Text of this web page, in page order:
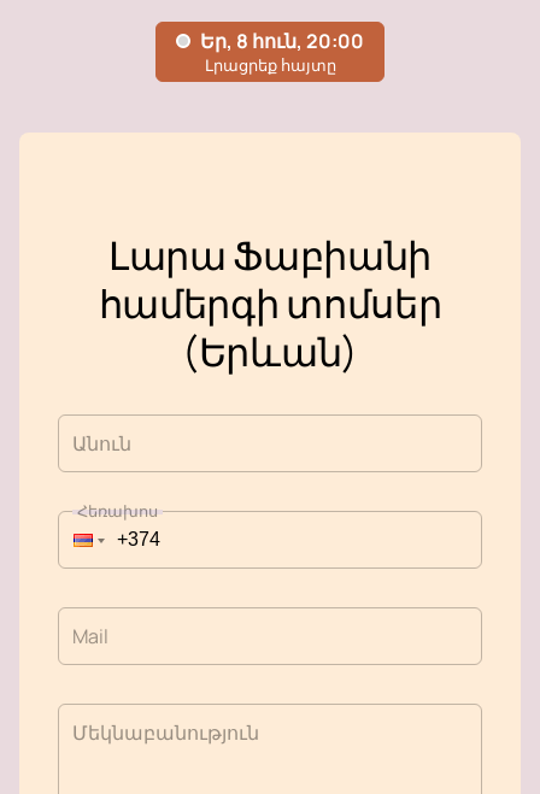
Լարա Ֆաբիանի
համերգի տոմսեր
(Երևան)
Անուն
Հեռախոս
Mail
Մեկնաբանություն